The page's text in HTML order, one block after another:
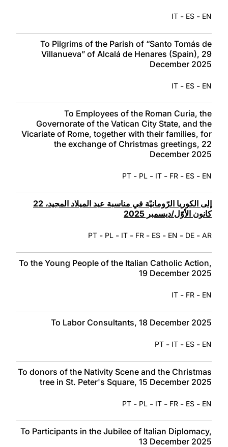
EN
-
ES
-
IT
To Pilgrims of the Parish of “Santo Tomás de
Villanueva” of Alcalá de Henares (Spain), 29
December 2025
EN
-
ES
-
IT
To Employees of the Roman Curia, the
Governorate of the Vatican City State, and the
Vicariate of Rome, together with their families, for
the exchange of Christmas greetings, 22
December 2025
EN
-
ES
-
FR
-
IT
-
PL
-
PT
إلى الكوريا الرّومانيّة في مناسبة عيد الميلاد المجيد، 22
كانون الأوّل/ديسمبر 2025
AR
-
DE
-
EN
-
ES
-
FR
-
IT
-
PL
-
PT
To the Young People of the Italian Catholic Action,
19 December 2025
EN
-
FR
-
IT
To Labor Consultants, 18 December 2025
EN
-
ES
-
IT
-
PT
To donors of the Nativity Scene and the Christmas
tree in St. Peter's Square, 15 December 2025
EN
-
ES
-
FR
-
IT
-
PL
-
PT
To Participants in the Jubilee of Italian Diplomacy,
13 December 2025